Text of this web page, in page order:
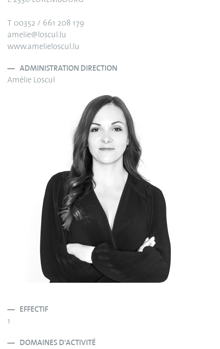
T 00352 / 661 208 179
amelie@loscul.lu
www.amelieloscul.lu
ADMINISTRATION DIRECTION
Amélie Loscul
EFFECTIF
1
DOMAINES D'ACTIVITÉ